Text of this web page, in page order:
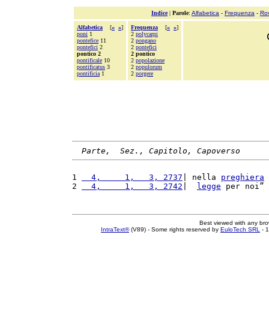
Indice| Parole: Alfabetica - Frequenza -
Alfabetica [« »]
poni 1
pontefice 11
pontefici 2
pontico 2
pontificale 10
pontificatus 3
pontificia 1
Frequenza [« »]
2 polycarpi
2 pongano
2 pontefici
2 pontico
2 popolazione
2 populorum
2 porgere
Parte,  Sez., Capitolo, Capoverso
1
  4,     1,   3, 2737
| nella preghiera
2
  4,     1,   3, 2742
legge per noi”
Best viewed with any
IntraText®(V89) - Some rights reserved by EuloTech SRL -